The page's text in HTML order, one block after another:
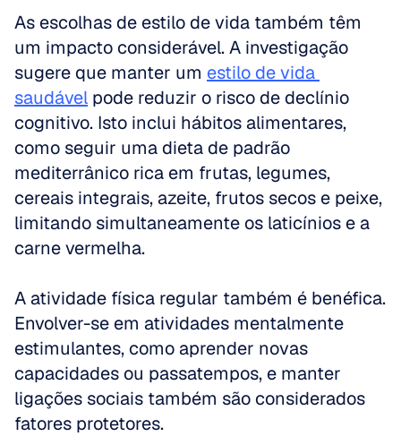
As escolhas de estilo de vida também têm
um impacto considerável. A investigação
sugere que manter um estilo de vida
saudável pode reduzir o risco de declínio
cognitivo. Isto inclui hábitos alimentares,
como seguir uma dieta de padrão
mediterrânico rica em frutas, legumes,
cereais integrais, azeite, frutos secos e peixe,
limitando simultaneamente os laticínios e a
carne vermelha.
A atividade física regular também é benéfica.
Envolver-se em atividades mentalmente
estimulantes, como aprender novas
capacidades ou passatempos, e manter
ligações sociais também são considerados
fatores protetores.